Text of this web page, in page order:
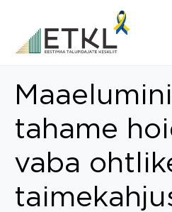
tahame
vaba